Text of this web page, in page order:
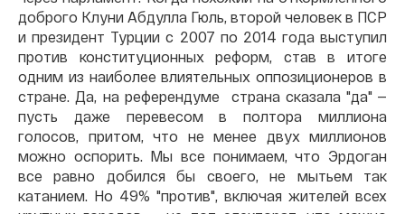
доброго Клуни Абдулла Гюль, второй человек в ПСР
и президент Турции с 2007 по 2014 года выступил
против конституционных реформ, став в итоге
одним из наиболее влиятельных оппозиционеров в
стране. Да, на референдуме страна сказала "да" —
пусть даже перевесом в полтора миллиона
голосов, притом, что не менее двух миллионов
можно оспорить. Мы все понимаем, что Эрдоган
все равно добился бы своего, не мытьем так
катанием. Но 49% "против", включая жителей всех